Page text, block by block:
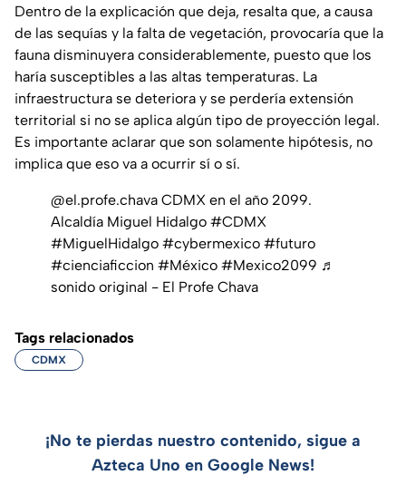
Dentro de la explicación que deja, resalta que, a causa
de las sequías y la falta de vegetación, provocaría que la
fauna disminuyera considerablemente, puesto que los
haría susceptibles a las altas temperaturas. La
infraestructura se deteriora y se perdería extensión
territorial si no se aplica algún tipo de proyección legal.
Es importante aclarar que son solamente hipótesis, no
implica que eso va a ocurrir sí o sí.
@el.profe.chava CDMX en el año 2099.
Alcaldía Miguel Hidalgo #CDMX
#MiguelHidalgo #cybermexico #futuro
#cienciaficcion #México #Mexico2099 ♬
sonido original - El Profe Chava
Tags relacionados
CDMX
¡No te pierdas nuestro contenido, sigue a
Azteca Uno en Google News!